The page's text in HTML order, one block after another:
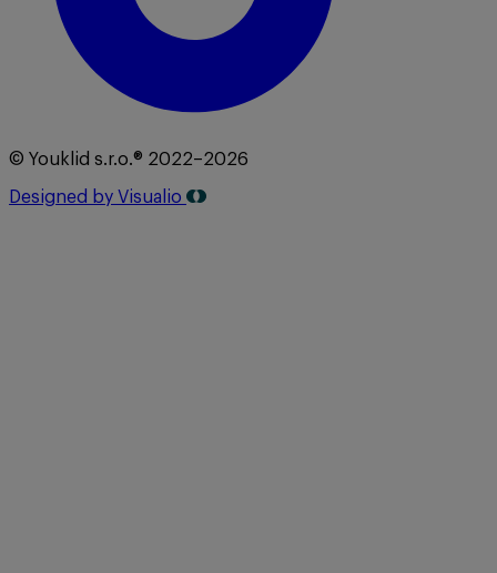
© Youklid s.r.o.® 2022–2026
Designed by Visualio